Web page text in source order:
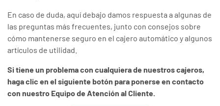
En caso de duda, aquí debajo damos respuesta a algunas de
las preguntas más frecuentes, junto con consejos sobre
cómo mantenerse seguro en el cajero automático y algunos
artículos de utilidad.
Si tiene un problema con cualquiera de nuestros cajeros,
haga clic en el siguiente botón para ponerse en contacto
con nuestro Equipo de Atención al Cliente.